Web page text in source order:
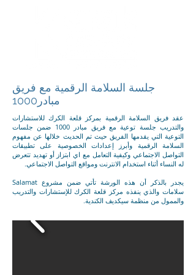
جلسة السلامة الرقمية مع فريق
مبادر1000
عقد فريق السلامة الرقمية بمركز قلعة الكرك للاستشارات
والتدريب جلسة توعية مع فريق مبادر 1000 ضمن جلسات
التوعية التي يقدمها الفريق حيث تم الحديث خلالها عن مفهوم
السلامة الرقمية وأبرز إعدادات الخصوصية على تطبيقات
التواصل الاجتماعي وكيفية التعامل مع اي ابتزاز أو تهديد تتعرض
له النساء أثناء استخدام الانترنت ومواقع التواصل الاجتماعي.
يجدر بالذكر أن هذه الورشة تأتي ضمن مشروع Salamat
سلامات والذي ينفذه مركز قلعة الكرك للإستشارات والتدريب
والممول من منظمة سيكديف الكندية.